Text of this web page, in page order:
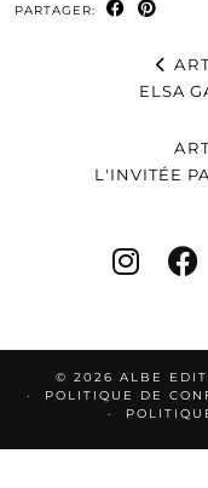
PARTAGER:
ELSA
L'INVITÉE
© 2026 ALBE
POLITIQUE DE